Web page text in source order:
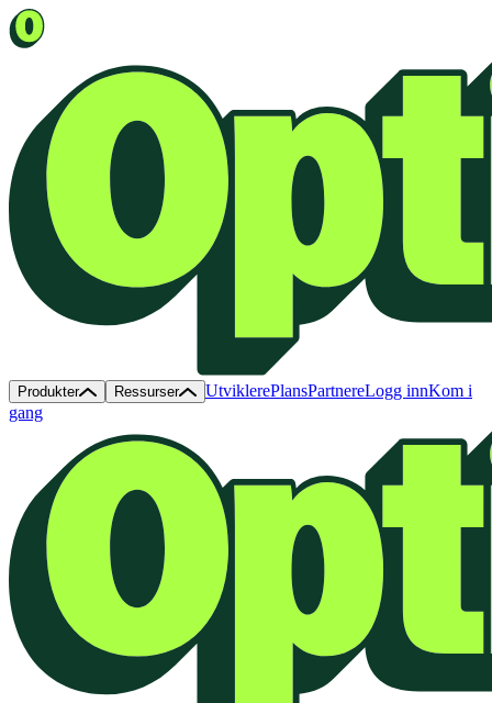
Produkter Ressurser UtviklerePlansPartnereLogg innKom i
gang